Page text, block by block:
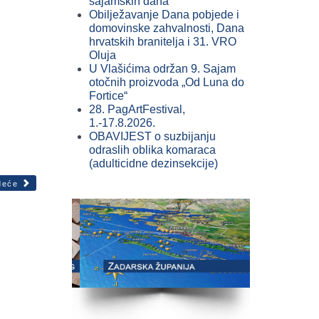
Obilježavanje Dana pobjede i
domovinske zahvalnosti, Dana
hrvatskih branitelja i 31. VRO
Oluja
U Vlašićima održan 9. Sajam
otočnih proizvoda „Od Luna do
Fortice“
28. PagArtFestival,
1.-17.8.2026.
OBAVIJEST o suzbijanju
odraslih oblika komaraca
(adulticidne dezinsekcije)